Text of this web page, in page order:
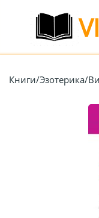
Книги/Эзотерика/